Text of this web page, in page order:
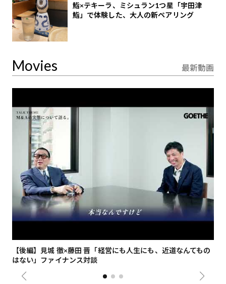
鮨×テキーラ、ミシュラン1つ星「宇田津
鮨」で体験した、大人の新ペアリング
Movies 最新動画
【後編】見城 徹×藤田 晋「経営にも人生にも、近道なんてもの
はない」ファイナンス対談